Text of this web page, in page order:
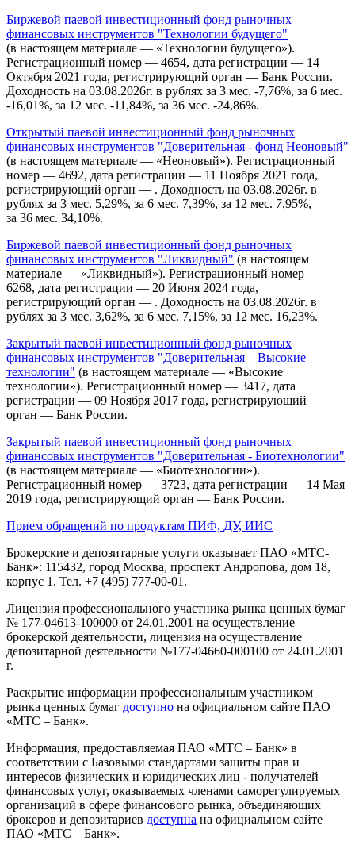
Биржевой паевой инвестиционный фонд рыночных
финансовых инструментов "Технологии будущего"
(в настоящем материале — «Технологии будущего»).
Регистрационный номер — 4654, дата регистрации — 14
Октября 2021 года, регистрирующий орган — Банк России.
Доходность на 03.08.2026г. в рублях за 3 мес. -7,76%, за 6 мес.
-16,01%, за 12 мес. -11,84%, за 36 мес. -24,86%.
Открытый паевой инвестиционный фонд рыночных
финансовых инструментов "Доверительная - фонд Неоновый"
(в настоящем материале — «Неоновый»). Регистрационный
номер — 4692, дата регистрации — 11 Ноября 2021 года,
регистрирующий орган — . Доходность на 03.08.2026г. в
рублях за 3 мес. 5,29%, за 6 мес. 7,39%, за 12 мес. 7,95%,
за 36 мес. 34,10%.
Биржевой паевой инвестиционный фонд рыночных
финансовых инструментов "Ликвидный" (в настоящем
материале — «Ликвидный»). Регистрационный номер —
6268, дата регистрации — 20 Июня 2024 года,
регистрирующий орган — . Доходность на 03.08.2026г. в
рублях за 3 мес. 3,62%, за 6 мес. 7,15%, за 12 мес. 16,23%.
Закрытый паевой инвестиционный фонд рыночных
финансовых инструментов "Доверительная – Высокие
технологии" (в настоящем материале — «Высокие
технологии»). Регистрационный номер — 3417, дата
регистрации — 09 Ноября 2017 года, регистрирующий
орган — Банк России.
Закрытый паевой инвестиционный фонд рыночных
финансовых инструментов "Доверительная - Биотехнологии"
(в настоящем материале — «Биотехнологии»).
Регистрационный номер — 3723, дата регистрации — 14 Мая
2019 года, регистрирующий орган — Банк России.
Прием обращений по продуктам ПИФ, ДУ, ИИС
Брокерские и депозитарные услуги оказывает ПАО «МТС-
Банк»: 115432, город Москва, проспект Андропова, дом 18,
корпус 1. Тел. +7 (495) 777-00-01.
Лицензия профессионального участника рынка ценных бумаг
№ 177-04613-100000 от 24.01.2001 на осуществление
брокерской деятельности, лицензия на осуществление
депозитарной деятельности №177-04660-000100 от 24.01.2001
г.
Раскрытие информации профессиональным участником
рынка ценных бумаг доступно на официальном сайте ПАО
«МТС – Банк».
Информация, предоставляемая ПАО «МТС – Банк» в
соответствии с Базовыми стандартами защиты прав и
интересов физических и юридических лиц - получателей
финансовых услуг, оказываемых членами саморегулируемых
организаций в сфере финансового рынка, объединяющих
брокеров и депозитариев доступна на официальном сайте
ПАО «МТС – Банк».